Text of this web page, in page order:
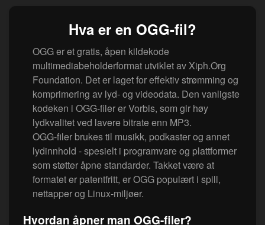
Hva er en OGG-fil?
OGG er et gratis, åpen kildekode
multimediabeholderformat utviklet av Xiph.Org
Foundation. Det er laget for effektiv strømming og
komprimering av lyd- og videodata. Den vanligste
kodeken i OGG-filer er Vorbis, som gir høy
lydkvalitet ved lavere bitrate enn MP3.
OGG-filer brukes til musikk, podkaster og annet
lydinnhold - spesielt i programvare og plattformer
som støtter åpne standarder. Takket være at
formatet er patentfritt, er OGG populært i spill,
nettapper og Linux-miljøer.
Hvordan åpner man OGG-filer?